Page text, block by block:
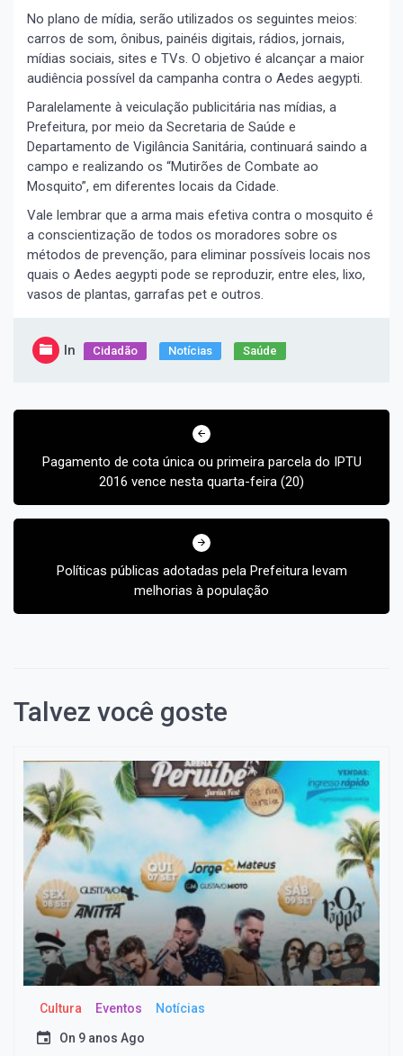
No plano de mídia, serão utilizados os seguintes meios:
carros de som, ônibus, painéis digitais, rádios, jornais,
mídias sociais, sites e TVs. O objetivo é alcançar a maior
audiência possível da campanha contra o Aedes aegypti.
Paralelamente à veiculação publicitária nas mídias, a
Prefeitura, por meio da Secretaria de Saúde e
Departamento de Vigilância Sanitária, continuará saindo a
campo e realizando os “Mutirões de Combate ao
Mosquito”, em diferentes locais da Cidade.
Vale lembrar que a arma mais efetiva contra o mosquito é
a conscientização de todos os moradores sobre os
métodos de prevenção, para eliminar possíveis locais nos
quais o Aedes aegypti pode se reproduzir, entre eles, lixo,
vasos de plantas, garrafas pet e outros.
In Cidadão Notícias Saúde
Navegação
PostPagamento de cota única ou primeira parcela do IPTU
2016 vence nesta quarta-feira (20)
Políticas públicas adotadas pela Prefeitura levam
melhorias à população
Talvez você goste
Cultura Eventos Notícias
On 9 anos Ago